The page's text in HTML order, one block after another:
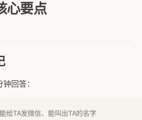
心要点
回答：
给TA发微信、能叫出TA的名字